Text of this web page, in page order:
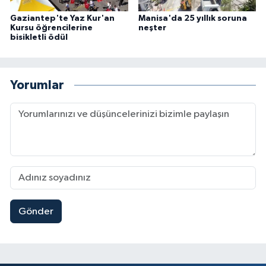
Gaziantep'te Yaz Kur'an
Kursu öğrencilerine
bisikletli ödül
Manisa'da 25 yıllık soruna
neşter
Yorumlar
Gönder